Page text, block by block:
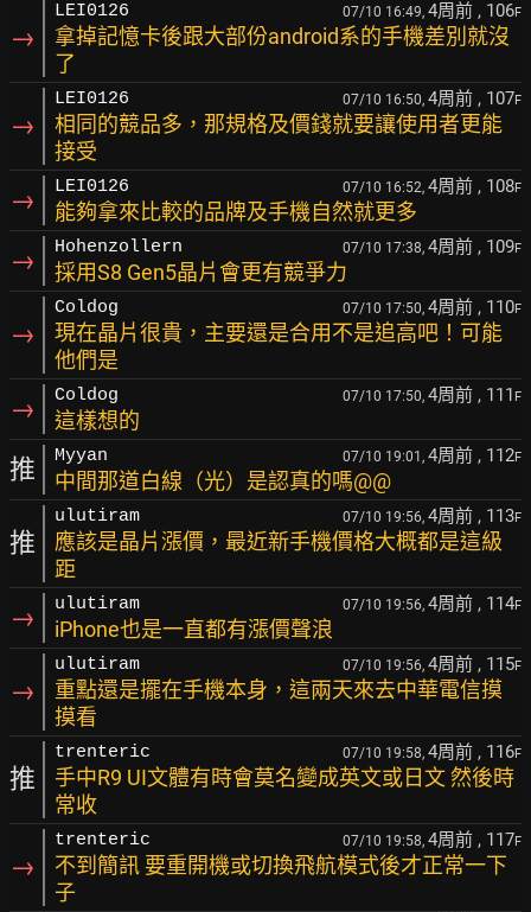
→
LEI0126 07/10 16:49, 4周前 , 106F
拿掉記憶卡後跟大部份android系的手機差別就沒
了
→
LEI0126 07/10 16:50, 4周前 , 107F
相同的競品多，那規格及價錢就要讓使用者更能
接受
→ LEI0126 07/10 16:52, 4周前 , 108F
能夠拿來比較的品牌及手機自然就更多
→ Hohenzollern 07/10 17:38, 4周前 , 109F
採用S8 Gen5晶片會更有競爭力
→
Coldog 07/10 17:50, 4周前 , 110F
現在晶片很貴，主要還是合用不是追高吧！可能
他們是
→ Coldog 07/10 17:50, 4周前 , 111 F
這樣想的
推 Myyan 07/10 19:01, 4周前 , 112F
中間那道白線（光）是認真的嗎@@
推
ulutiram 07/10 19:56, 4周前 , 113F
應該是晶片漲價，最近新手機價格大概都是這級
距
→ ulutiram 07/10 19:56, 4周前 , 114F
iPhone也是一直都有漲價聲浪
→
ulutiram 07/10 19:56, 4周前 , 115F
重點還是擺在手機本身，這兩天來去中華電信摸
摸看
推
trenteric 07/10 19:58, 4周前 , 116F
手中R9 UI文體有時會莫名變成英文或日文 然後時
常收
→
trenteric 07/10 19:58, 4周前 , 117F
不到簡訊 要重開機或切換飛航模式後才正常一下
子